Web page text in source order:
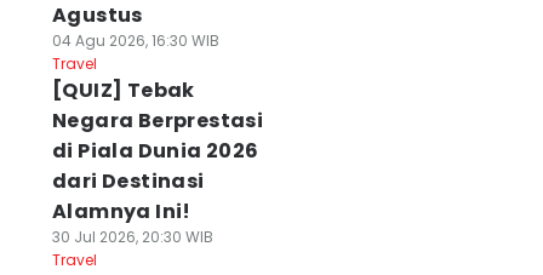
Agustus
04 Agu 2026, 16:30 WIB
Travel
[QUIZ] Tebak
Negara Berprestasi
di Piala Dunia 2026
dari Destinasi
Alamnya Ini!
30 Jul 2026, 20:30 WIB
Travel